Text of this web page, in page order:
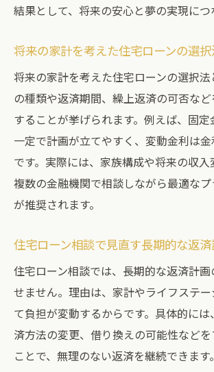
結果として、将来の安心と夢の実現につ
将来の家計を考えた住宅ローンの選
将来の家計を考えた住宅ローンの選択
の種類や返済期間、繰上返済の可否な
することが挙げられます。例えば、固
一定で計画が立てやすく、変動金利は
です。実際には、家族構成や将来の収入
複数の金融機関で相談しながら最適な
が推奨されます。
住宅ローン相談で見直す長期的な返
住宅ローン相談では、長期的な返済計
せません。理由は、家計やライフステ
て負担が変動するからです。具体的に
済方法の変更、借り換えの可能性など
ことで、無理のない返済を継続できます